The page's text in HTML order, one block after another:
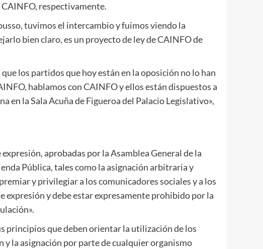
respectivamente.
tuvimos el intercambio y fuimos viendo la
bien claro, es un proyecto de ley de CAINFO de
los partidos que hoy están en la oposición no lo han
hablamos con CAINFO y ellos están dispuestos a
en la Sala Acuña de Figueroa del Palacio Legislativo»,
aprobadas por la Asamblea General de la
Pública, tales como la asignación arbitraria y
y privilegiar a los comunicadores sociales y a los
y debe estar expresamente prohibido por la
principios que deben orientar la utilización de los
la asignación por parte de cualquier organismo